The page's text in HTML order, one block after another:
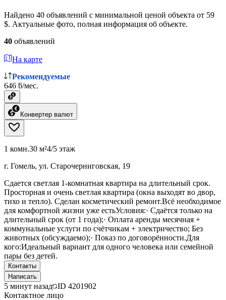
Найдено 40 объявлений с минимальной ценой объекта от 59
$. Актуальные фото, полная информация об объекте.
40 объявлений
На карте
Рекомендуемые
646 ƃ/мес.
Конвертер валют
1 комн.30 м²4/5 этаж
г. Гомель, ул. Старочерниговская, 19
Сдается светлая 1-комнатная квартира на длительный срок.
Просторная и очень светлая квартира (окна выходят во двор,
тихо и тепло). Сделан косметический ремонт.Всё необходимое
для комфортной жизни уже естьУсловия:· Сдаётся только на
длительный срок (от 1 года);· Оплата аренды месячная +
коммунальные услуги по счётчикам + электричество; Без
животных (обсуждаемо);· Показ по договорённости.Для
кого:Идеальный вариант для одного человека или семейной
пары без детей.
Контакты
Написать
5 минут назад ID 4201902
Контактное лицо